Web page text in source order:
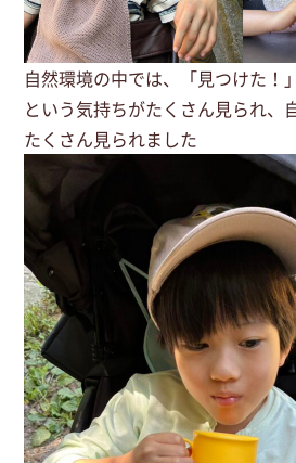
自然環境の中では、「見つけた！
という気持ちがたくさん見られ、
たくさん見られました